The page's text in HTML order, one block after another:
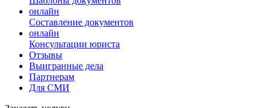
онлайн
Составление документов
онлайн
Консультации юриста
Отзывы
Выигранные дела
Партнерам
Для СМИ